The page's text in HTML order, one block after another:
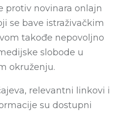
protiv novinara onlajn
se bave istraživačkim
takođe nepovoljno
slobode u
okruženju.
relevantni linkovi i
su dostupni